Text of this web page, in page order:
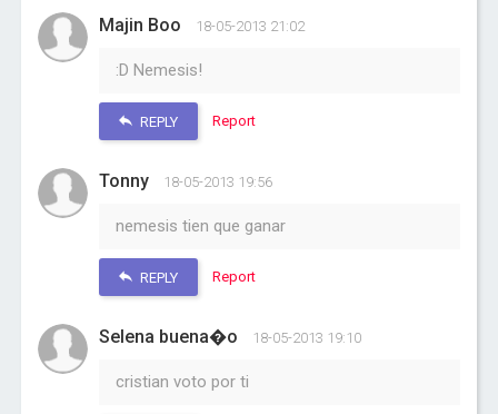
Majin Boo 18-05-2013 21:02
:D Nemesis!
REPLY Report
Tonny 18-05-2013 19:56
nemesis tien que ganar
REPLY Report
Selena buena�o 18-05-2013 19:10
cristian voto por ti